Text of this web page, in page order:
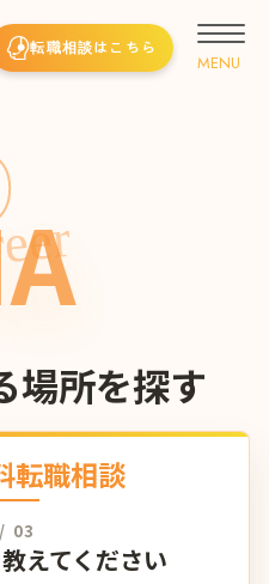
転職相談はこちら
場所を探す
転職相談
/ 03
えてください